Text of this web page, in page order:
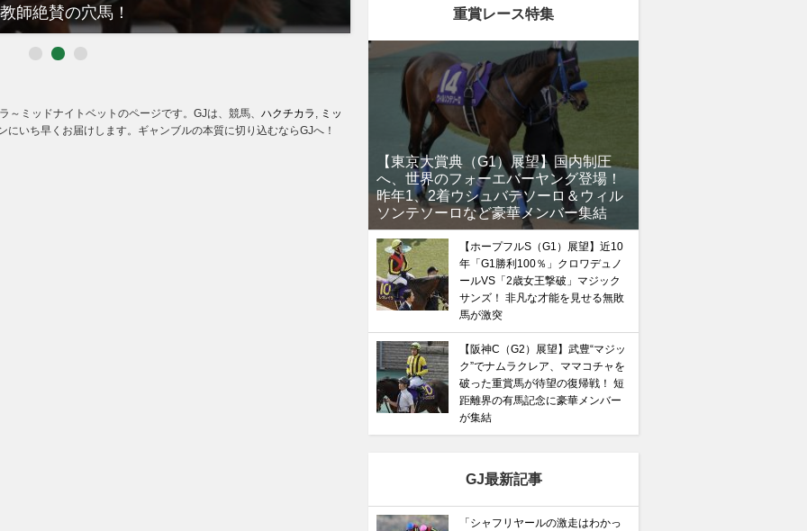
師絶賛の穴馬！
るべき“隠れ穴馬！”
ミッドナイトベットのページです。GJは、競馬、 ハクチカラ , ミッ
にいち早くお届けします。ギャンブルの本質に切り込むならGJへ！
重賞レース特集
【東京大賞典（G1）展望】国内制圧
へ、世界のフォーエバーヤング登場！
昨年1、2着ウシュバテソーロ＆ウィル
ソンテソーロなど豪華メンバー集結
【ホープフルS（G1）展望】近10
年「G1勝利100％」クロワデュノ
ールVS「2歳女王撃破」マジック
サンズ！ 非凡な才能を見せる無敗
馬が激突
【阪神C（G2）展望】武豊“マジッ
ク”でナムラクレア、ママコチャを
破った重賞馬が待望の復帰戦！ 短
距離界の有馬記念に豪華メンバー
が集結
GJ最新記事
「シャフリヤールの激走はわかっ